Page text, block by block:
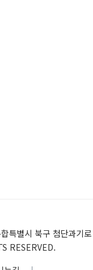
별시 북구 첨단과기
RESERVED.